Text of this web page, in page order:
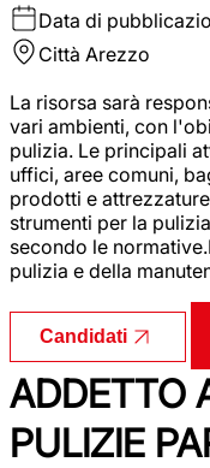
Data di
Città Arezzo
La risorsa sarà
vari ambienti, con
pulizia. Le principali
uffici, aree comuni,
prodotti e
strumenti per la
secondo le
pulizia e della
Candidati
ADDETTO
PULIZIE